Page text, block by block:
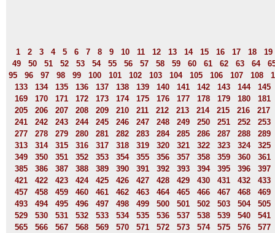
1 2 3 4 5 6 7 8 9 10 11 12 13 14 15 16 17 18
19
49
50 51 52 53 54 55 56 57 58 59 60 61 62 63 64
95
96 97 98 99 100 101 102 103 104 105 106 107 108
133
134 135 136 137 138 139 140 141 142 143 144
145
169
170 171 172 173 174 175 176 177 178 179 180
181
205
206 207 208 209 210 211 212 213 214 215 216
217
241
242 243 244 245 246 247 248 249 250 251 252
253
277
278 279 280 281 282 283 284 285 286 287 288
289
313
314 315 316 317 318 319 320 321 322 323 324
325
349
350 351 352 353 354 355 356 357 358 359 360
361
385
386 387 388 389 390 391 392 393 394 395 396
397
421
422 423 424 425 426 427 428 429 430 431 432
433
457
458 459 460 461 462 463 464 465 466 467 468
469
493
494 495 496 497 498 499 500 501 502 503 504
505
529
530 531 532 533 534 535 536 537 538 539 540
541
565
566 567 568 569 570 571 572 573 574 575 576
577